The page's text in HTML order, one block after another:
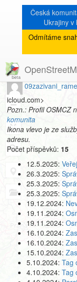
Česká
Ukrajiny v
Odmítáme
8
+
−
[Talk-cz]
Profil
icloud.com>
Pozn.: Profil OSMCZ
komunita
Ikona vlevo je ze
adresu.
Počet příspěvků: 15
12.5.2025:
26.3.2025:
25.3.2025:
25.3.2025:
19.12.2024:
19.11.2024:
19.11.2024:
16.10.2024:
16.10.2024:
15.10.2024:
5.10.2024: Tag
4.10.2024: Tag